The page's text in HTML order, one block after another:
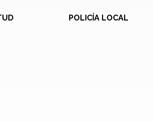
POLICÍA LOCAL